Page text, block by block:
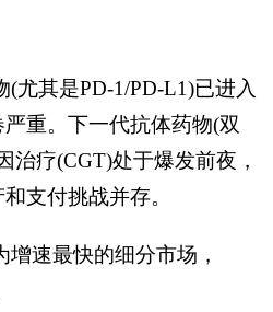
尤其是PD-1/PD-L1)已进入
重。下一代抗体药物(双
治疗(CGT)处于爆发前夜，
支付挑战并存。
速最快的细分市场，